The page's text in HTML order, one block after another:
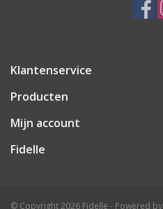
Klantenservice
Producten
Mijn account
Fidelle
© Copyright 2026 Fidelle - Powered by